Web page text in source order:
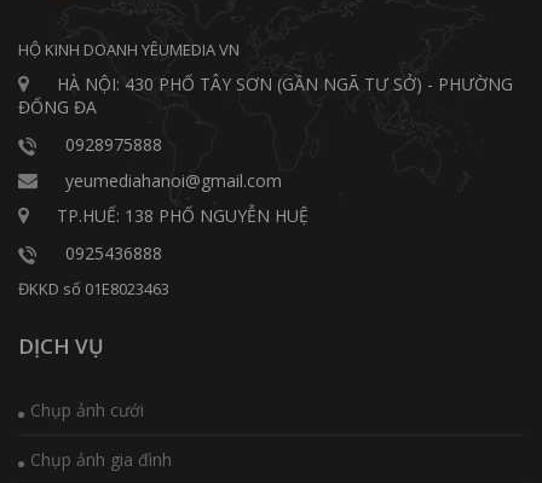
HỘ KINH DOANH YÊUMEDIA VN
HÀ NỘI: 430 PHỐ TÂY SƠN (GẦN NGÃ TƯ SỞ) - PHƯỜNG
ĐỐNG ĐA
0928975888
yeumediahanoi@gmail.com
TP.HUẾ: 138 PHỐ NGUYỄN HUỆ
0925436888
ĐKKD số 01E8023463
DỊCH VỤ
Chụp ảnh cưới
Chụp ảnh gia đình